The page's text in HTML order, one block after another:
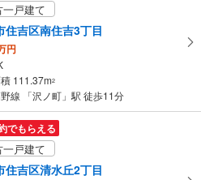
一戸建て
住吉区南住吉3丁目
円
111.37m2
線 「沢ノ町」駅 徒歩11分
でもらえる
一戸建て
住吉区清水丘2丁目